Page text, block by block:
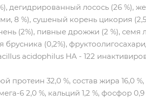
дегидрированный лосось (26 %),
8 %), сушеный корень цикория
(2%), пивные дрожжи (2 %),
(0,2%),
acidophilus HA - 122
протеин 32,0 %, состав жира 16,0
6 2,0 %, кальций 1,2 %, фосфор